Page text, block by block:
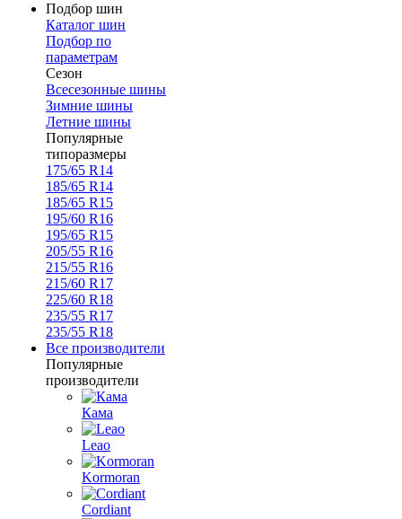
Подбор шин
Каталог шин
Подбор по
параметрам
Сезон
Всесезонные шины
Зимние шины
Летние шины
Популярные
типоразмеры
175/65 R14
185/65 R14
185/65 R15
195/60 R16
195/65 R15
205/55 R16
215/55 R16
215/60 R17
225/60 R18
235/55 R17
235/55 R18
Все производители
Популярные
производители
Кама
Leao
Kormoran
Cordiant